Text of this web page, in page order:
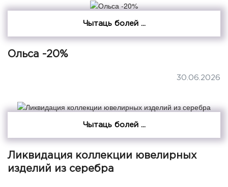
Чытаць болей ...
Ольса -20%
30.06.2026
Чытаць болей ...
Ликвидация коллекции ювелирных
изделий из серебра